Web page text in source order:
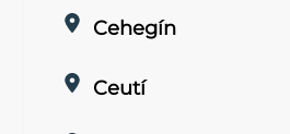
Cehegín
Ceutí